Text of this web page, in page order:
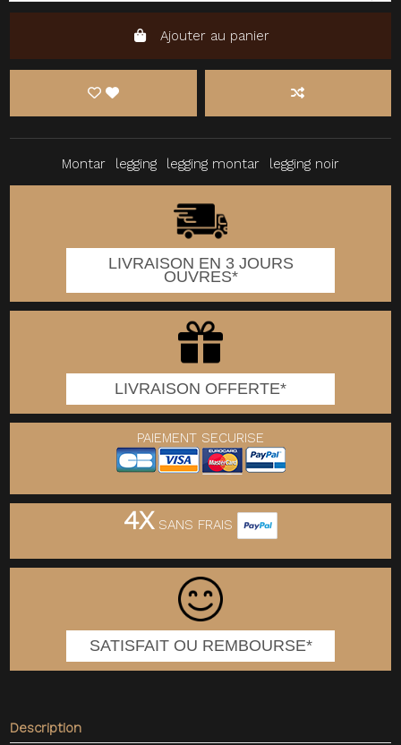
Ajouter au panier
Montar legging legging montar legging noir
LIVRAISON EN 3 JOURS
OUVRES*
LIVRAISON OFFERTE*
PAIEMENT SECURISE
4X SANS FRAIS
SATISFAIT OU REMBOURSE*
Description